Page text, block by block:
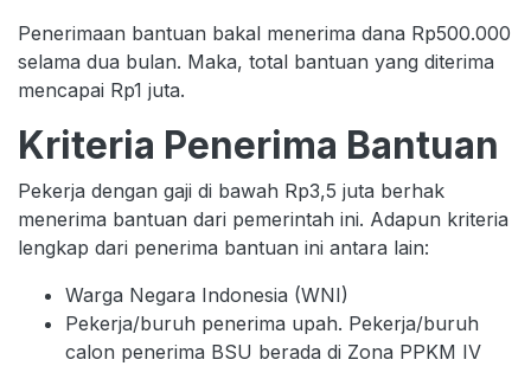
Penerimaan bantuan bakal menerima dana Rp500.000
selama dua bulan. Maka, total bantuan yang diterima
mencapai Rp1 juta.
Kriteria Penerima Bantuan
Pekerja dengan gaji di bawah Rp3,5 juta berhak
menerima bantuan dari pemerintah ini. Adapun kriteria
lengkap dari penerima bantuan ini antara lain:
Warga Negara Indonesia (WNI)
Pekerja/buruh penerima upah. Pekerja/buruh
calon penerima BSU berada di Zona PPKM IV